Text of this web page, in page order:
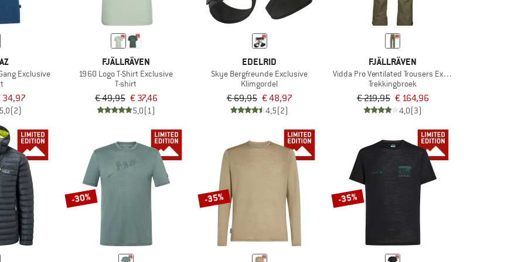
Exclusive
34,97
5,0(2)
FJÄLLRÄVEN
1960 Logo T-Shirt Exclusive
T-shirt
€ 49,95 € 37,46
5,0(1)
EDELRID
Skye Bergfreunde Exclusive
Klimgordel
€ 69,95 € 48,97
4,5(2)
FJÄLLRÄVEN
Vidda Pro Ventilated Trousers Exclusive
Trekkingbroek
€ 219,95 € 164,96
4,0(3)
-30% -35% -35%